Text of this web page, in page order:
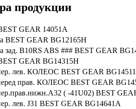
продукции
GEAR 14051A
BEST GEAR BG12165H
зад. B10RS ABS ### BEST GEAR
GEAR BG14315H
лев. КОЛЕОС BEST GEAR
прав. КОЛЕОС BEST GEAR
( -41U02) BEST
лев. J31 BEST GEAR BG14641A